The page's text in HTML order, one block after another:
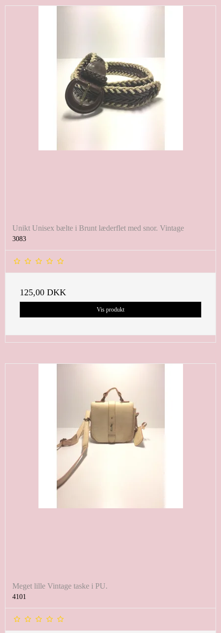
Unikt Unisex bælte i Brunt læderflet med snor. Vintage
3083
125,00 DKK
Vis produkt
Meget lille Vintage taske i PU.
4101